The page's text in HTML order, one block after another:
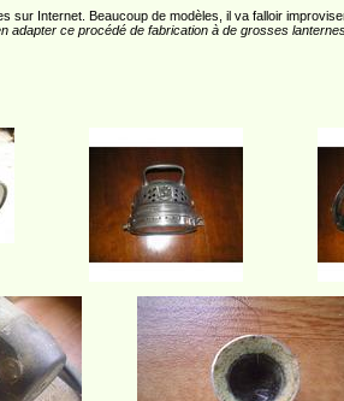
sur Internet. Beaucoup de modèles, il va falloir
adapter ce procédé de fabrication à de grosses